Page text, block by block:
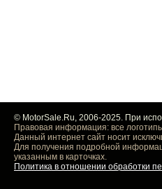
© MotorSale.Ru, 2006-2025. При
Правовая информация: все
Данный интернет сайт носит
Для получения подробной
указанным в карточках.
Политика в отношении обработки